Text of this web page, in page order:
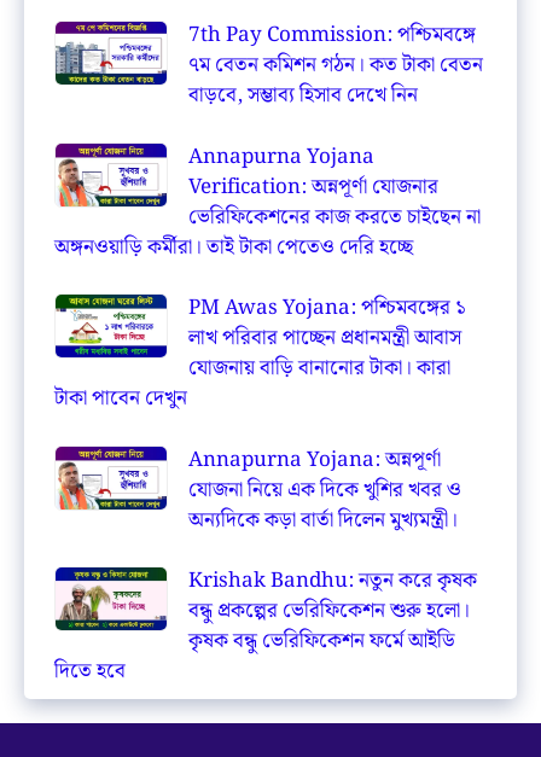
7th Pay Commission: পশ্চিমবঙ্গে
৭ম বেতন কমিশন গঠন। কত টাকা বেতন
বাড়বে, সম্ভাব্য হিসাব দেখে নিন
Annapurna Yojana
Verification: অন্নপূর্ণা যোজনার
ভেরিফিকেশনের কাজ করতে চাইছেন না
অঙ্গনওয়াড়ি কর্মীরা। তাই টাকা পেতেও দেরি হচ্ছে
PM Awas Yojana: পশ্চিমবঙ্গের ১
লাখ পরিবার পাচ্ছেন প্রধানমন্ত্রী আবাস
যোজনায় বাড়ি বানানোর টাকা। কারা
টাকা পাবেন দেখুন
Annapurna Yojana: অন্নপূর্ণা
যোজনা নিয়ে এক দিকে খুশির খবর ও
অন্যদিকে কড়া বার্তা দিলেন মুখ্যমন্ত্রী।
Krishak Bandhu: নতুন করে কৃষক
বন্ধু প্রকল্পের ভেরিফিকেশন শুরু হলো।
কৃষক বন্ধু ভেরিফিকেশন ফর্মে আইডি
দিতে হবে